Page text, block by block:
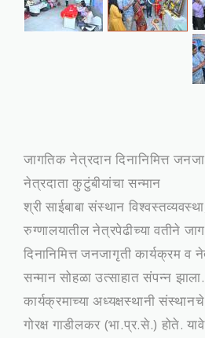
जागतिक नेत्रदान दिनानिमित्त
नेत्रदाता कुटुंबीयांचा सन्मान
श्री साईबाबा संस्थान
रुग्णालयातील नेत्रपेढीच्या वतीने
दिनानिमित्त जनजागृती कार्यक्रम व
सन्मान सोहळा उत्साहात संपन्न झाला.
कार्यक्रमाच्या अध्यक्षस्थानी
गोरक्ष गाडीलकर (भा.प्र.से.) होते.